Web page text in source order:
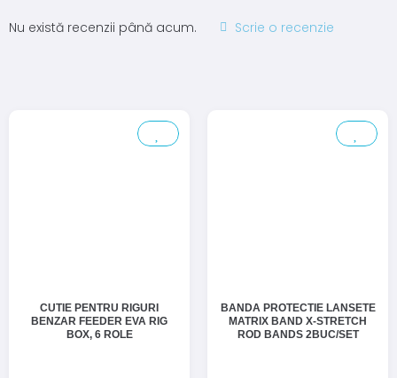
Nu există recenzii până acum. Scrie o recenzie
CUTIE PENTRU RIGURI
BENZAR FEEDER EVA RIG
BOX, 6 ROLE
BANDA PROTECTIE LANSETE
MATRIX BAND X-STRETCH
ROD BANDS 2BUC/SET